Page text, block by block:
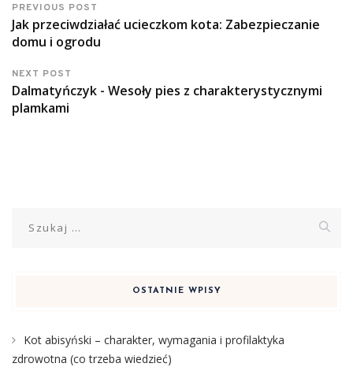
PREVIOUS POST
Jak przeciwdziałać ucieczkom kota: Zabezpieczanie
domu i ogrodu
NEXT POST
Dalmatyńczyk - Wesoły pies z charakterystycznymi
plamkami
OSTATNIE WPISY
Kot abisyński – charakter, wymagania i profilaktyka
zdrowotna (co trzeba wiedzieć)